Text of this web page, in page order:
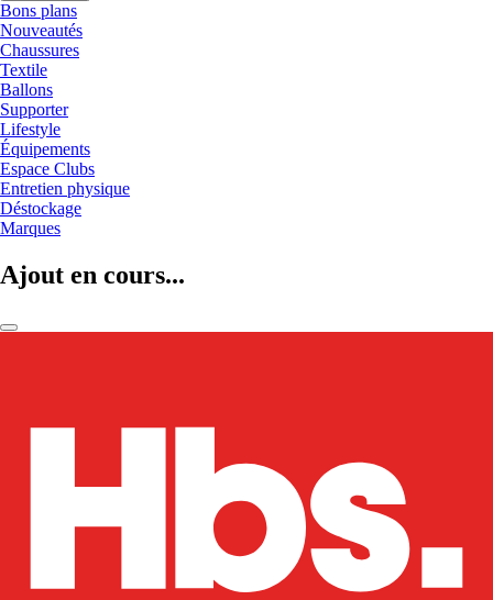
Bons plans
Nouveautés
Chaussures
Textile
Ballons
Supporter
Lifestyle
Équipements
Espace Clubs
Entretien physique
Déstockage
Marques
Ajout en cours...